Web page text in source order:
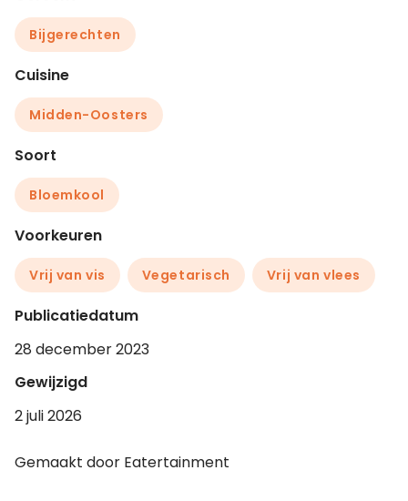
Bijgerechten
Cuisine
Midden-Oosters
Soort
Bloemkool
Voorkeuren
Vrij van vis Vegetarisch Vrij van vlees
Publicatiedatum
28 december 2023
Gewijzigd
2 juli 2026
Gemaakt door Eatertainment